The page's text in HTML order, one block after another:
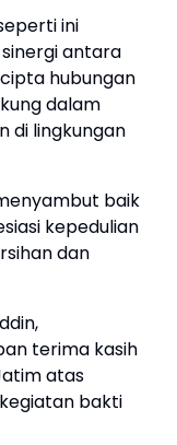
ini
antara
hubungan
dalam
di lingkungan
baik
kepedulian
dan
terima kasih
atas
bakti